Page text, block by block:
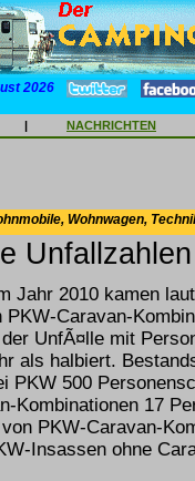
2026
| NACHRICHTEN
Wohnwagen,
Unfallzahlen
Jahr 2010 kamen
PKW-
UnfÃ¤lle mit
als halbiert.
PKW 500
17
ohne